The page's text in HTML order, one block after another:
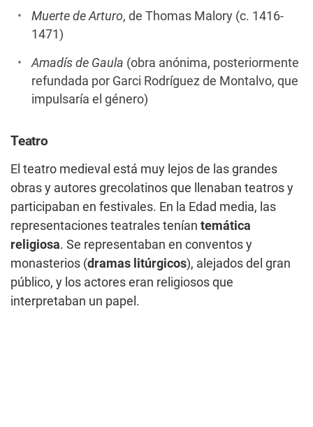
Muerte de Arturo, de Thomas Malory (c. 1416-
1471)
Amadís de Gaula (obra anónima, posteriormente
refundada por Garci Rodríguez de Montalvo, que
impulsaría el género)
Teatro
El teatro medieval está muy lejos de las grandes
obras y autores grecolatinos que llenaban teatros y
participaban en festivales. En la Edad media, las
representaciones teatrales tenían temática
religiosa. Se representaban en conventos y
monasterios (dramas litúrgicos), alejados del gran
público, y los actores eran religiosos que
interpretaban un papel.